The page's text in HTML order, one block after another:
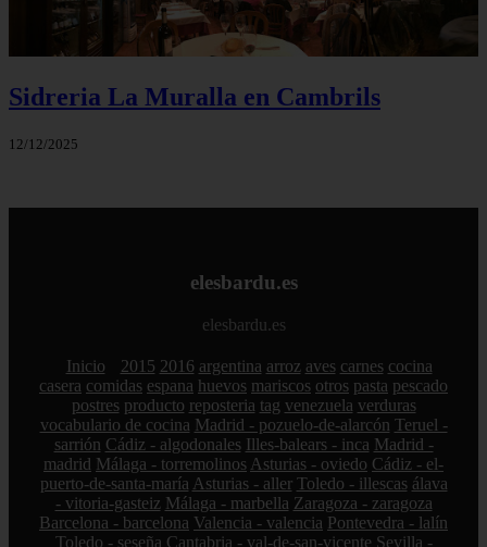
Sidreria La Muralla en Cambrils
12/12/2025
elesbardu.es
elesbardu.es
Inicio 2015 2016 argentina arroz aves carnes cocina
casera comidas espana huevos mariscos otros pasta pescado
postres producto reposteria tag venezuela verduras
vocabulario de cocina Madrid - pozuelo-de-alarcón Teruel -
sarrión Cádiz - algodonales Illes-balears - inca Madrid -
madrid Málaga - torremolinos Asturias - oviedo Cádiz - el-
puerto-de-santa-maría Asturias - aller Toledo - illescas álava
- vitoria-gasteiz Málaga - marbella Zaragoza - zaragoza
Barcelona - barcelona Valencia - valencia Pontevedra - lalín
Toledo - seseña Cantabria - val-de-san-vicente Sevilla -